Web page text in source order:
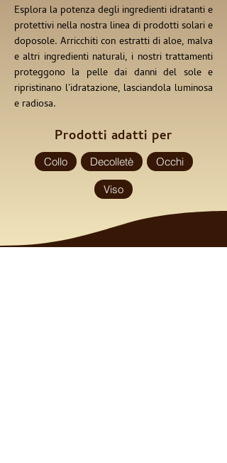
Esplora la potenza degli ingredienti idratanti e
protettivi nella nostra linea di prodotti solari e
doposole. Arricchiti con estratti di aloe, malva
e altri ingredienti naturali, i nostri trattamenti
proteggono la pelle dai danni del sole e
ripristinano l'idratazione, lasciandola luminosa
e radiosa.
Prodotti adatti per
Collo Decolletè Occhi
Viso